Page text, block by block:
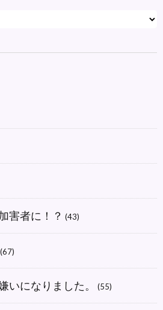
害者に！？ (43)
(67)
いになりました。 (55)